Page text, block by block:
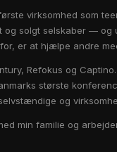
virksomhed som
og solgt selskaber — og
er at hjælpe andre
Refokus og
største
og
min familie og